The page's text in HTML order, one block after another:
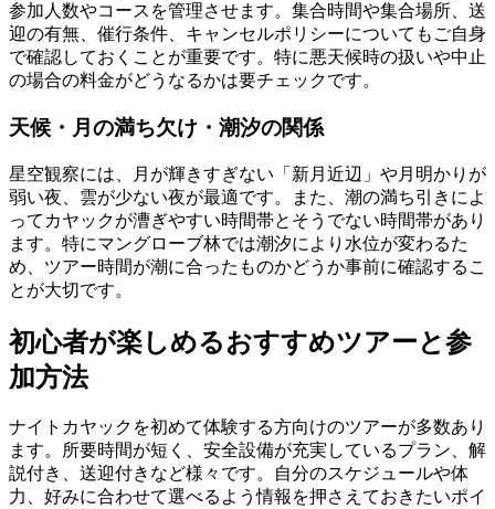
参加人数やコースを管理させます。集合時間や集合場所、送
迎の有無、催行条件、キャンセルポリシーについてもご自身
で確認しておくことが重要です。特に悪天候時の扱いや中止
の場合の料金がどうなるかは要チェックです。
天候・月の満ち欠け・潮汐の関係
星空観察には、月が輝きすぎない「新月近辺」や月明かりが
弱い夜、雲が少ない夜が最適です。また、潮の満ち引きによ
ってカヤックが漕ぎやすい時間帯とそうでない時間帯があり
ます。特にマングローブ林では潮汐により水位が変わるた
め、ツアー時間が潮に合ったものかどうか事前に確認するこ
とが大切です。
初心者が楽しめるおすすめツアーと参
加方法
ナイトカヤックを初めて体験する方向けのツアーが多数あり
ます。所要時間が短く、安全設備が充実しているプラン、解
説付き、送迎付きなど様々です。自分のスケジュールや体
力、好みに合わせて選べるよう情報を押さえておきたいポイ